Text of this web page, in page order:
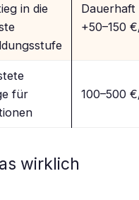
in die
Dauerhaft
+50–150
für
100–500
wirklich